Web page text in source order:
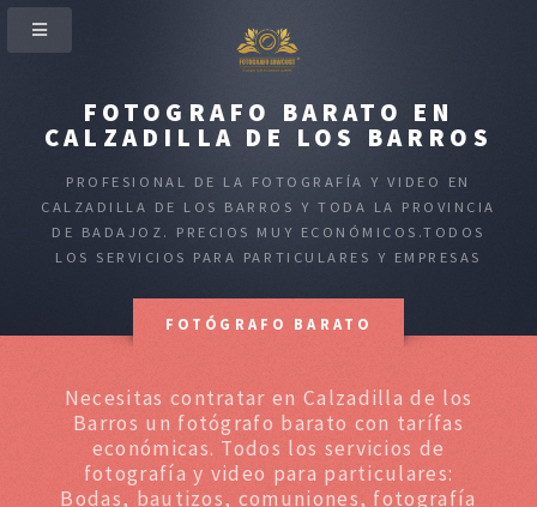
FOTOGRAFO BARATO EN
CALZADILLA DE LOS BARROS
PROFESIONAL DE LA FOTOGRAFÍA Y VIDEO EN
CALZADILLA DE LOS BARROS Y TODA LA PROVINCIA
DE BADAJOZ. PRECIOS MUY ECONÓMICOS.TODOS
LOS SERVICIOS PARA PARTICULARES Y EMPRESAS
FOTÓGRAFO BARATO
Necesitas contratar en Calzadilla de los
Barros un fotógrafo barato con tarífas
económicas. Todos los servicios de
fotografía y video para particulares:
Bodas, bautizos, comuniones, fotografía